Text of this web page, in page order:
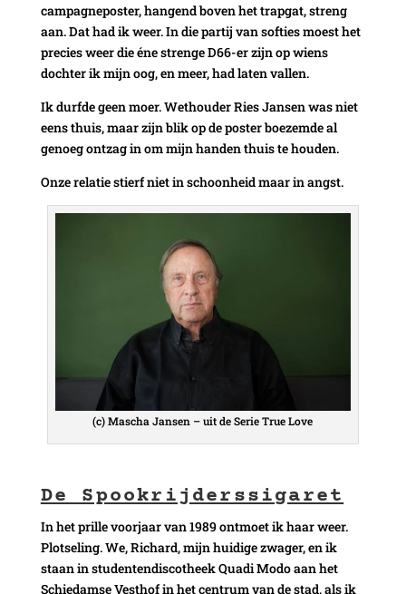
campagneposter, hangend boven het trapgat, streng
aan. Dat had ik weer. In die partij van softies moest het
precies weer die éne strenge D66-er zijn op wiens
dochter ik mijn oog, en meer, had laten vallen.
Ik durfde geen moer. Wethouder Ries Jansen was niet
eens thuis, maar zijn blik op de poster boezemde al
genoeg ontzag in om mijn handen thuis te houden.
Onze relatie stierf niet in schoonheid maar in angst.
(c) Mascha Jansen – uit de Serie True Love
De Spookrijderssigaret
In het prille voorjaar van 1989 ontmoet ik haar weer.
Plotseling. We, Richard, mijn huidige zwager, en ik
staan in studentendiscotheek Quadi Modo aan het
Schiedamse Vesthof in het centrum van de stad, als ik